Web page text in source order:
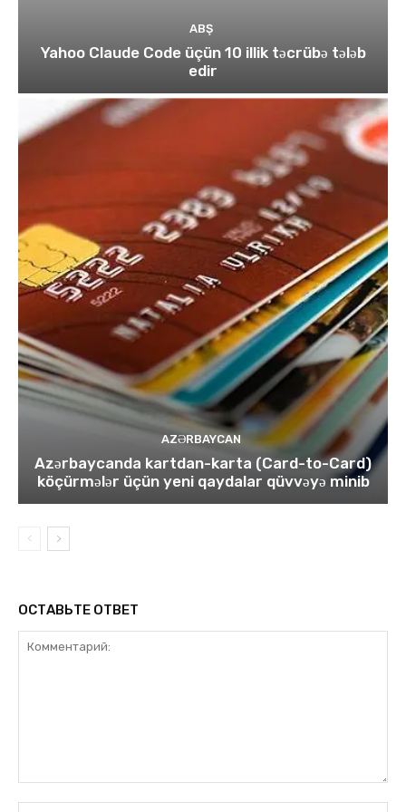
ABŞ
Yahoo Claude Code üçün 10 illik təcrübə tələb
edir
AZƏRBAYCAN
Azərbaycanda kartdan-karta (Card-to-Card)
köçürmələr üçün yeni qaydalar qüvvəyə minib
ОСТАВЬТЕ ОТВЕТ